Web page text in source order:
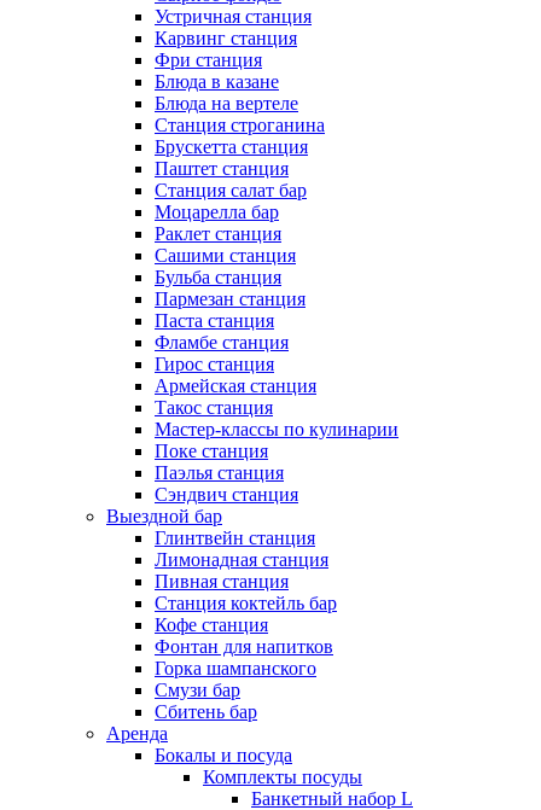
Устричная станция
Карвинг станция
Фри станция
Блюда в казане
Блюда на вертеле
Станция строганина
Брускетта станция
Паштет станция
Станция салат бар
Моцарелла бар
Раклет станция
Сашими станция
Бульба станция
Пармезан станция
Паста станция
Фламбе станция
Гирос станция
Армейская станция
Такос станция
Мастер-классы по кулинарии
Поке станция
Паэлья станция
Сэндвич станция
Выездной бар
Глинтвейн станция
Лимонадная станция
Пивная станция
Станция коктейль бар
Кофе станция
Фонтан для напитков
Горка шампанского
Смузи бар
Сбитень бар
Аренда
Бокалы и посуда
Комплекты посуды
Банкетный набор L